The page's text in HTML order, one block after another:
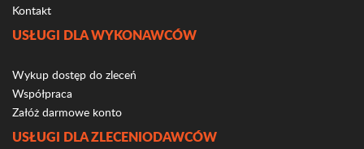
Kontakt
USŁUGI DLA WYKONAWCÓW
Wykup dostęp do zleceń
Współpraca
Załóż darmowe konto
USŁUGI DLA ZLECENIODAWCÓW